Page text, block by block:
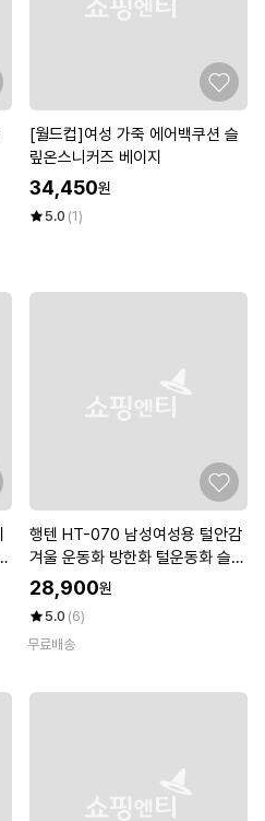
[월드컵]여성 가죽 에어백쿠션 슬
맆온스니커즈 베이지
34,450원
5.0 (1)
행텐 HT-070 남성여성용 털안감
겨울 운동화 방한화 털운동화 슬립
온 스니커즈
28,900원
5.0 (6)
무료배송